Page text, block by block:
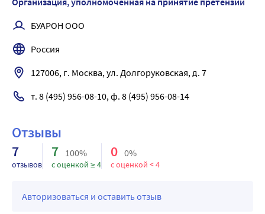
переохлаждения;
• катаральный трахеобронхит;
• бронхит, вызывающий диспноэ, с тенденцией к
суперинфекции, расширение бронхов.
• зубной абсцесс (нагноение следует как можно скорее
• профилактика однотогенных инфекций, за
исключением профилактики инфекционного
эндокардита.
Офтальмология
• ячмень;
БУАРОН ООО
Россия
127006, г. Москва, ул. Долгоруковская, д. 7
т. 8 (495) 956-08-10, ф. 8 (495) 956-08-14
Отзывы
7
отзывов
7 100%
с оценкой ≥ 4
0 0%
с оценкой < 4
Авторизоваться и оставить отзыв